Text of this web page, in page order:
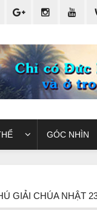
GÓC NHÌN
23 THƯỜNG